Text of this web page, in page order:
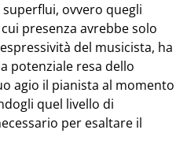
superflui, ovvero quegli
presenza avrebbe solo
del musicista, ha
potenziale resa dello
agio il pianista al momento
quel livello di
per esaltare il